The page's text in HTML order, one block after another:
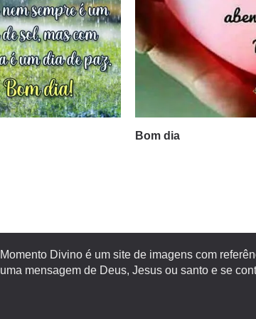
Bom dia
Momento Divino é um site de imagens com
uma mensagem de Deus, Jesus ou santo e se